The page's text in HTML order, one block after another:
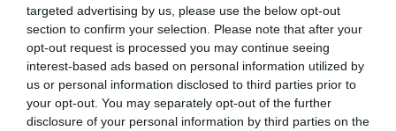
targeted advertising by us, please use the below opt-out
section to confirm your selection. Please note that after your
opt-out request is processed you may continue seeing
interest-based ads based on personal information utilized by
us or personal information disclosed to third parties prior to
your opt-out. You may separately opt-out of the further
disclosure of your personal information by third parties on the